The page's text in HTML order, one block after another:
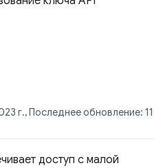
г., Последнее обновление: 11
доступ с малой